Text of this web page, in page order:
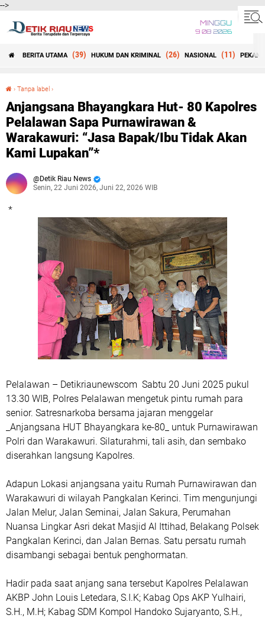
-->
MINGGU
9 08 2026
BERITA UTAMA (39) HUKUM DAN KRIMINAL (26) NASIONAL (11)
› Tanpa label ›
Anjangsana Bhayangkara Hut- 80 Kapolres
Pelalawan Sapa Purnawirawan &
Warakawuri: “Jasa Bapak/Ibu Tidak Akan
Kami Lupakan”*
Detik Riau News
Senin, 22 Juni 2026, Juni 22, 2026 WIB
*
Pelalawan – Detikriaunewscom Sabtu 20 Juni 2025 pukul
13.30 WIB, Polres Pelalawan mengetuk pintu rumah para
senior. Satresnarkoba bersama jajaran menggelar
_Anjangsana HUT Bhayangkara ke-80_ untuk Purnawirawan
Polri dan Warakawuri. Silaturahmi, tali asih, dan sembako
diserahkan langsung Kapolres.
Adapun Lokasi anjangsana yaitu Rumah Purnawirawan dan
Warakawuri di wilayah Pangkalan Kerinci. Tim mengunjungi
Jalan Melur, Jalan Seminai, Jalan Sakura, Perumahan
Nuansa Lingkar Asri dekat Masjid Al Ittihad, Belakang Polsek
Pangkalan Kerinci, dan Jalan Bernas. Satu persatu rumah
disambangi sebagai bentuk penghormatan.
Hadir pada saat anjang sana tersebut Kapolres Pelalawan
AKBP John Louis Letedara, S.I.K; Kabag Ops AKP Yulhairi,
S.H., M.H; Kabag SDM Kompol Handoko Sujaryanto, S.H.,